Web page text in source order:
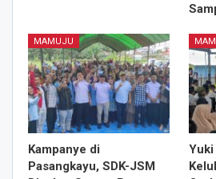
MAMUJU
Kampanye di
Pasangkayu, SDK-JSM
Yuki